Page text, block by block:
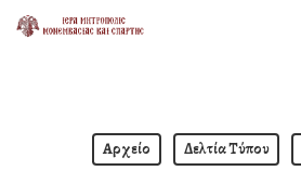
Skip
Αρχείο Δελτία Τύπου